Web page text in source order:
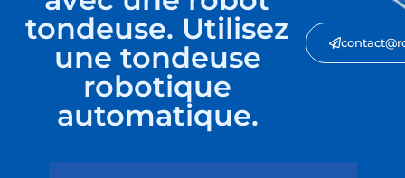
tondeuse. Utilisez
une tondeuse
robotique
automatique.